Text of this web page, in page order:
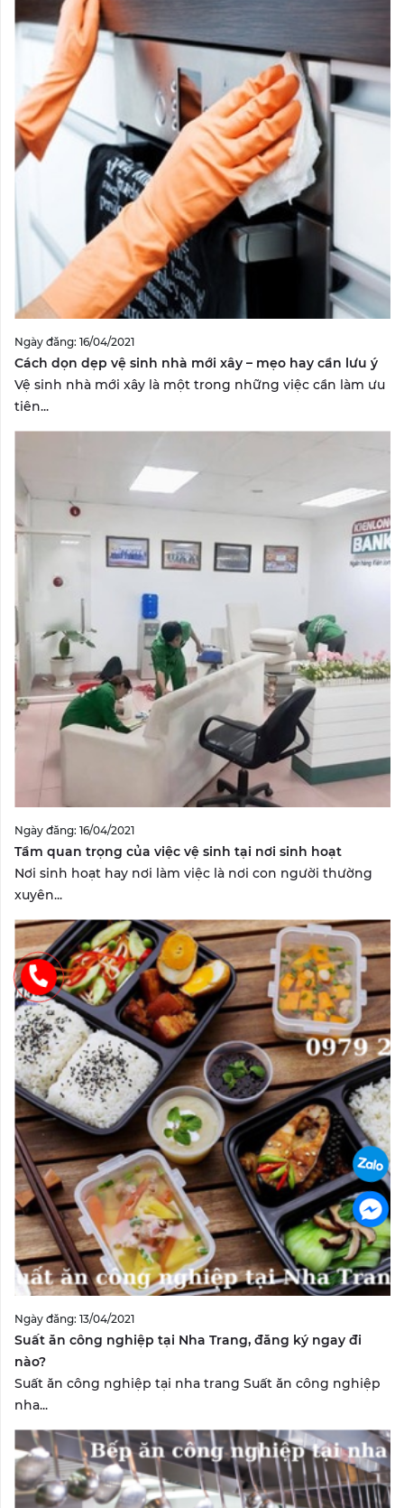
Ngày đăng: 16/04/2021
Cách dọn dẹp vệ sinh nhà mới xây – mẹo hay cần lưu ý
Vệ sinh nhà mới xây là một trong những việc cần làm ưu
tiên...
Ngày đăng: 16/04/2021
Tầm quan trọng của việc vệ sinh tại nơi sinh hoạt
Nơi sinh hoạt hay nơi làm việc là nơi con người thường
xuyên...
Ngày đăng: 13/04/2021
Suất ăn công nghiệp tại Nha Trang, đăng ký ngay đi
nào?
Suất ăn công nghiệp tại nha trang Suất ăn công nghiệp
nha...